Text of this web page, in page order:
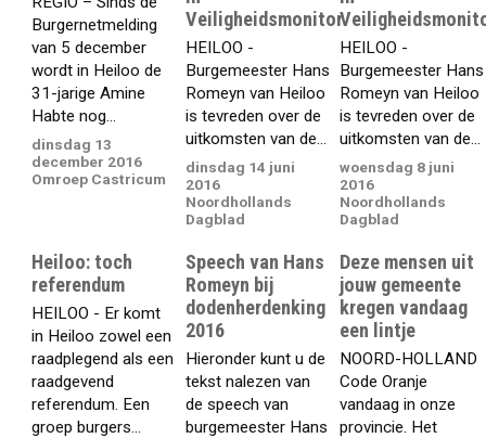
Burgernetmelding
van 5 december
wordt in Heiloo de
31-jarige Amine
Habte nog...
dinsdag 13
december 2016
Omroep Castricum
Veiligheidsmonitor
HEILOO -
Burgemeester Hans
Romeyn van Heiloo
is tevreden over de
uitkomsten van de...
dinsdag 14 juni
2016
Noordhollands
Dagblad
HEILOO -
Burgemeester Hans
Romeyn van Heiloo
is tevreden over de
uitkomsten van de...
woensdag 8 juni
2016
Noordhollands
Dagblad
Heiloo: toch
referendum
HEILOO - Er komt
in Heiloo zowel een
raadplegend als een
raadgevend
referendum. Een
groep burgers...
Speech van Hans
Romeyn bij
dodenherdenking
2016
Hieronder kunt u de
tekst nalezen van
de speech van
burgemeester Hans
Deze mensen uit
jouw gemeente
kregen vandaag
een lintje
NOORD-HOLLAND
Code Oranje
vandaag in onze
provincie. Het